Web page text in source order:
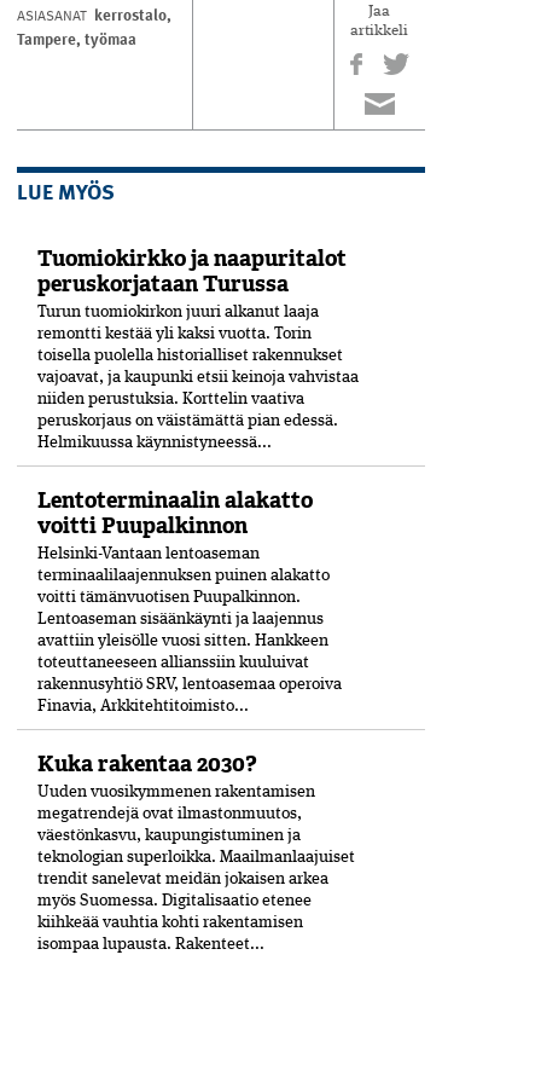
ASIASANAT kerrostalo,
Tampere, työmaa
Jaa
artikkeli
LUE MYÖS
Tuomiokirkko ja naapuritalot
peruskorjataan Turussa
Turun tuomiokirkon juuri alkanut laaja
remontti kestää yli kaksi vuotta. Torin
toisella puolella historialliset rakennukset
vajoavat, ja kaupunki etsii keinoja vahvistaa
niiden perustuksia. Korttelin vaativa
peruskorjaus on väistämättä pian edessä.
Helmikuussa käynnistyneessä...
Lentoterminaalin alakatto
voitti Puupalkinnon
Helsinki-Vantaan lentoaseman
terminaalilaajennuksen puinen alakatto
voitti tämänvuotisen Puupalkinnon.
Lentoaseman sisäänkäynti ja laajennus
avattiin yleisölle vuosi sitten. Hankkeen
toteuttaneeseen allianssiin kuuluivat
rakennusyhtiö SRV, lentoasemaa operoiva
Finavia, Arkkitehtitoimisto...
Kuka rakentaa 2030?
Uuden vuosikymmenen rakentamisen
megatrendejä ovat ilmastonmuutos,
väestönkasvu, kaupungistuminen ja
teknologian superloikka. Maailmanlaajuiset
trendit sanelevat meidän jokaisen arkea
myös Suomessa. Digitalisaatio etenee
kiihkeää vauhtia kohti rakentamisen
isompaa lupausta. Rakenteet...